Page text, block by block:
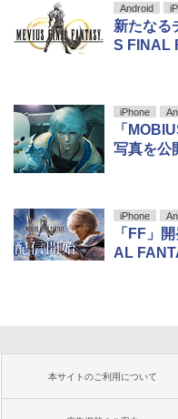
Android
新たなる
S FINAL
iPhone
「
写真を公
iPhone
「FF」
AL
本サイトのご利用について